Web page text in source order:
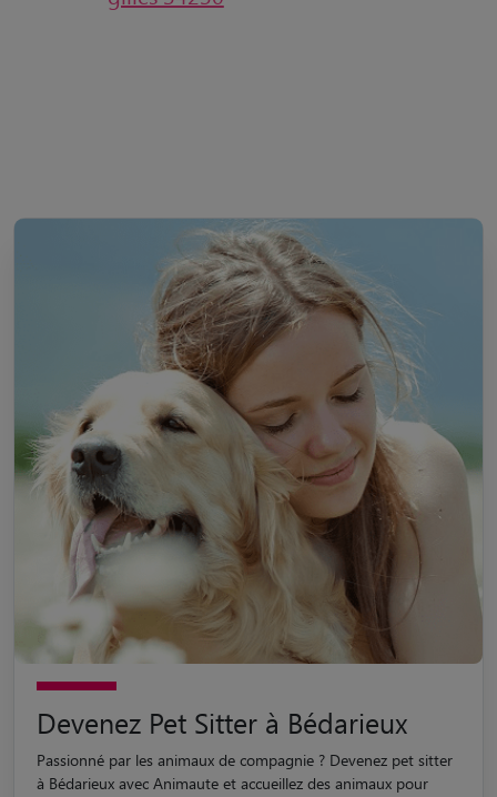
Devenez Pet Sitter à Bédarieux
Passionné par les animaux de compagnie ? Devenez pet sitter
à Bédarieux avec Animaute et accueillez des animaux pour
profiter de leur compagnie toute l'année !